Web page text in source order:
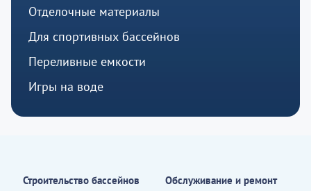
Отделочные материалы
Для спортивных бассейнов
Переливные емкости
Игры на воде
Строительство бассейнов Обслуживание и ремонт